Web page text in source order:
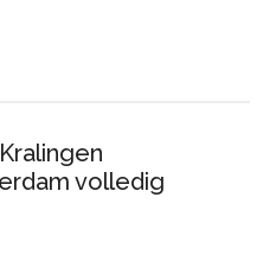
volledig